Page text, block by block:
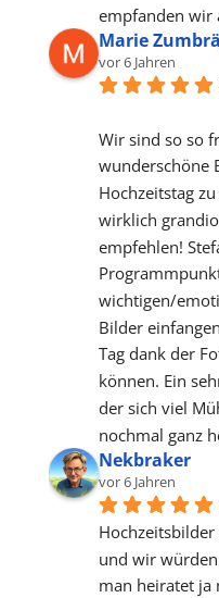
empfanden wir
Marie
vor 6 Jahren
Wir sind so so
wunderschöne
Hochzeitstag
wirklich
empfehlen!
wichtigen/
Bilder
Tag dank der
können. Ein
der sich viel
nochmal ganz
Nekbraker
vor 6 Jahren
Hochzeitsbilder
und wir
man heiratet ja